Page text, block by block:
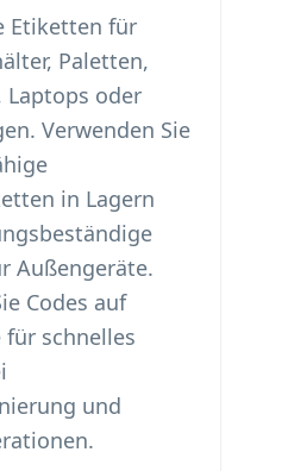
Etiketten für
Paletten,
Laptops oder
Verwenden Sie
in Lagern
Außengeräte.
Codes auf
schnelles
und